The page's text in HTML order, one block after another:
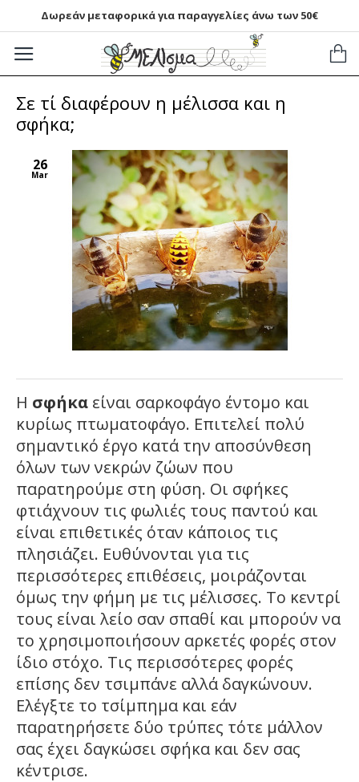
Δωρεάν μεταφορικά για παραγγελίες άνω των 50€
Σε τί διαφέρουν η μέλισσα και η
σφήκα;
26
Mar
Η σφήκα είναι σαρκοφάγο έντομο και
κυρίως πτωματοφάγο. Επιτελεί πολύ
σημαντικό έργο κατά την αποσύνθεση
όλων των νεκρών ζώων που
παρατηρούμε στη φύση. Οι σφήκες
φτιάχνουν τις φωλιές τους παντού και
είναι επιθετικές όταν κάποιος τις
πλησιάζει. Ευθύνονται για τις
περισσότερες επιθέσεις, μοιράζονται
όμως την φήμη με τις μέλισσες. Το κεντρί
τους είναι λείο σαν σπαθί και μπορούν να
το χρησιμοποιήσουν αρκετές φορές στον
ίδιο στόχο. Τις περισσότερες φορές
επίσης δεν τσιμπάνε αλλά δαγκώνουν.
Eλέγξτε το τσίμπημα και εάν
παρατηρήσετε δύο τρύπες τότε μάλλον
σας έχει δαγκώσει σφήκα και δεν σας
κέντρισε.